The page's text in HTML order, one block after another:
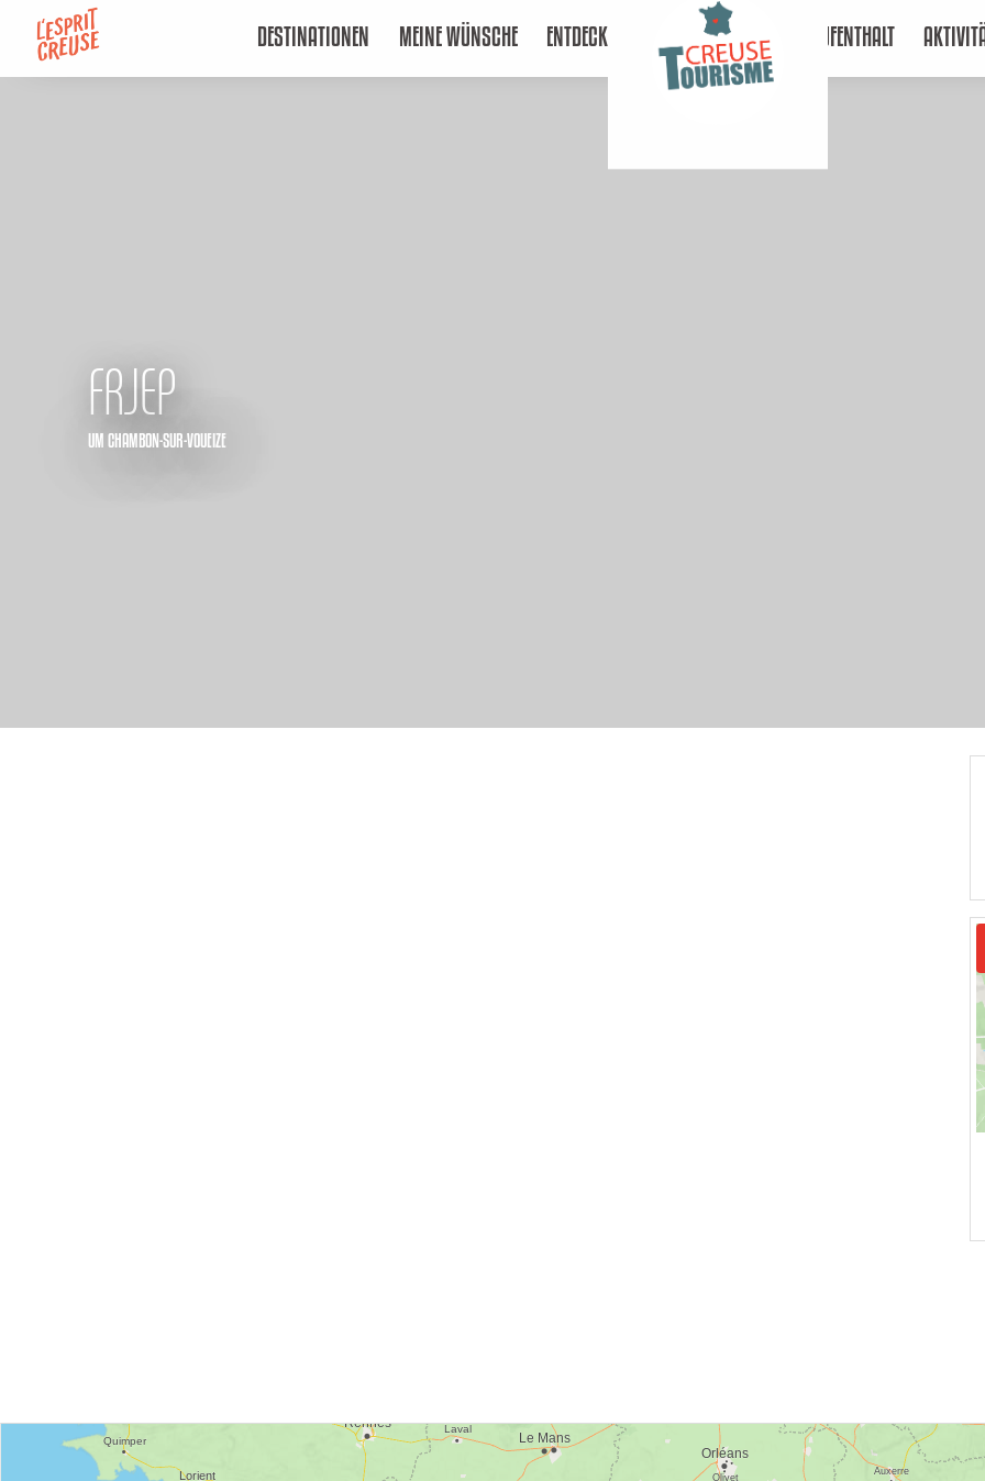
contenu
DESTINATIONEN MEINE WÜNSCHE ENTDECKEN AUFENTHALT
FRJEP
UM CHAMBON-SUR-VOUEIZE